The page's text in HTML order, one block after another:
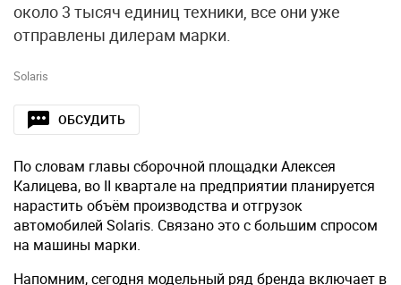
около 3 тысяч единиц техники, все они уже
отправлены дилерам марки.
Solaris
ОБСУДИТЬ
По словам главы сборочной площадки Алексея
Калицева, во II квартале на предприятии планируется
нарастить объём производства и отгрузок
автомобилей Solaris. Связано это с большим спросом
на машины марки.
Напомним, сегодня модельный ряд бренда включает в